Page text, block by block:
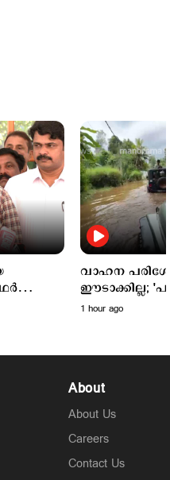
കൂടുതല്‍ വകുപ്പുകള്‍
പൊലീസ്
വാഹന
ഈടാക്കില്ല;
1 hour ago
About
About Us
Careers
Contact Us